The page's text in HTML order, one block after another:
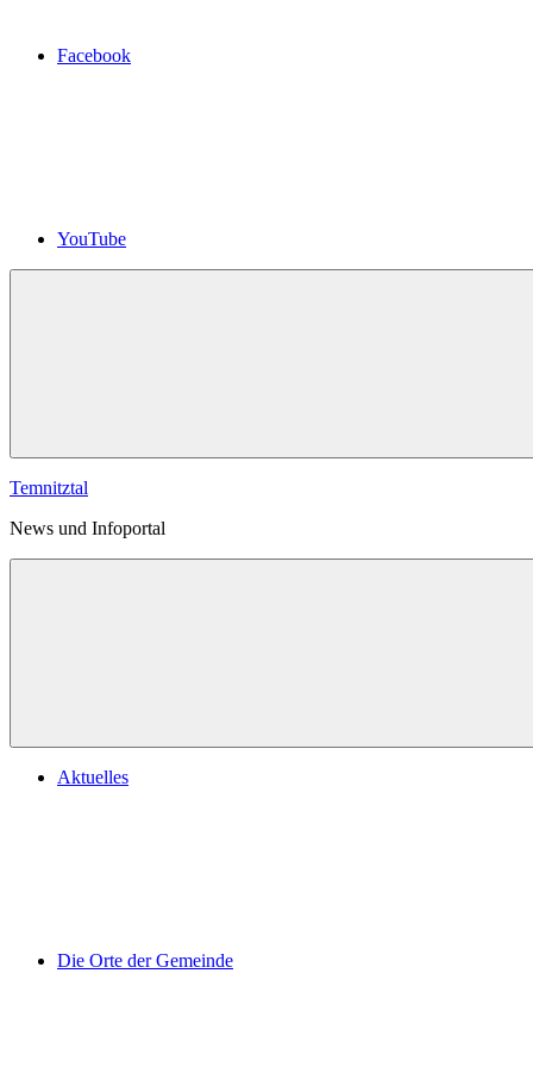
Facebook
YouTube
Temnitztal
News und Infoportal
Aktuelles
Die Orte der Gemeinde